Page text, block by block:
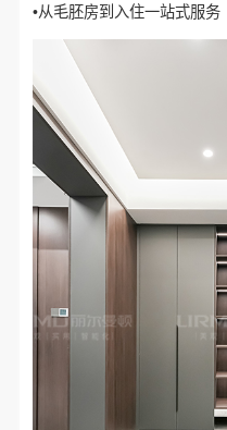
•从毛胚房到入住一站式服务